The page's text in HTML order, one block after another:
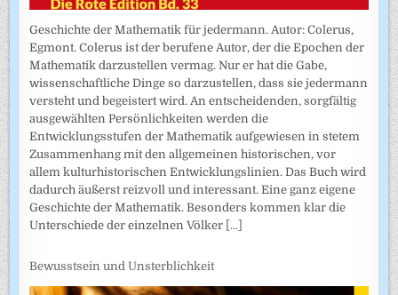
Geschichte der Mathematik für jedermann. Autor: Colerus,
Egmont. Colerus ist der berufene Autor, der die Epochen der
Mathematik darzustellen vermag. Nur er hat die Gabe,
wissenschaftliche Dinge so darzustellen, dass sie jedermann
versteht und begeistert wird. An entscheidenden, sorgfältig
ausgewählten Persönlichkeiten werden die
Entwicklungsstufen der Mathematik aufgewiesen in stetem
Zusammenhang mit den allgemeinen historischen, vor
allem kulturhistorischen Entwicklungslinien. Das Buch wird
dadurch äußerst reizvoll und interessant. Eine ganz eigene
Geschichte der Mathematik. Besonders kommen klar die
Unterschiede der einzelnen Völker [...]
Bewusstsein und Unsterblichkeit